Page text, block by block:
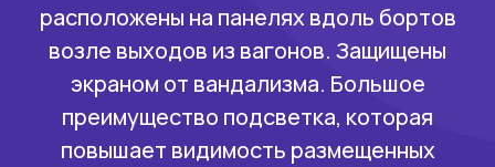
расположены на панелях вдоль бортов
возле выходов из вагонов. Защищены
экраном от вандализма. Большое
преимущество подсветка, которая
повышает видимость размещенных